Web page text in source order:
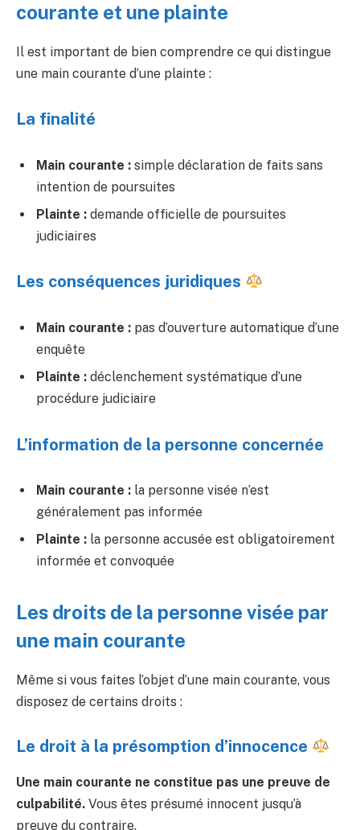
courante et une plainte
Il est important de bien comprendre ce qui distingue
une main courante d’une plainte :
La finalité
Main courante : simple déclaration de faits sans
intention de poursuites
Plainte : demande officielle de poursuites
judiciaires
Les conséquences juridiques
Main courante : pas d’ouverture automatique d’une
enquête
Plainte : déclenchement systématique d’une
procédure judiciaire
L’information de la personne concernée
Main courante : la personne visée n’est
généralement pas informée
Plainte : la personne accusée est obligatoirement
informée et convoquée
Les droits de la personne visée par
une main courante
Même si vous faites l’objet d’une main courante, vous
disposez de certains droits :
Le droit à la présomption d’innocence
Une main courante ne constitue pas une preuve de
culpabilité. Vous êtes présumé innocent jusqu’à
preuve du contraire.